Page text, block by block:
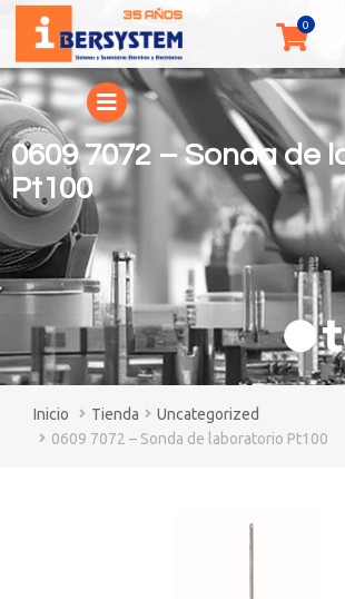
0609 7072 – Sonda de
Pt100
You are here:
Tienda
Uncategorized
0609 7072 – Sonda de laboratorio Pt100